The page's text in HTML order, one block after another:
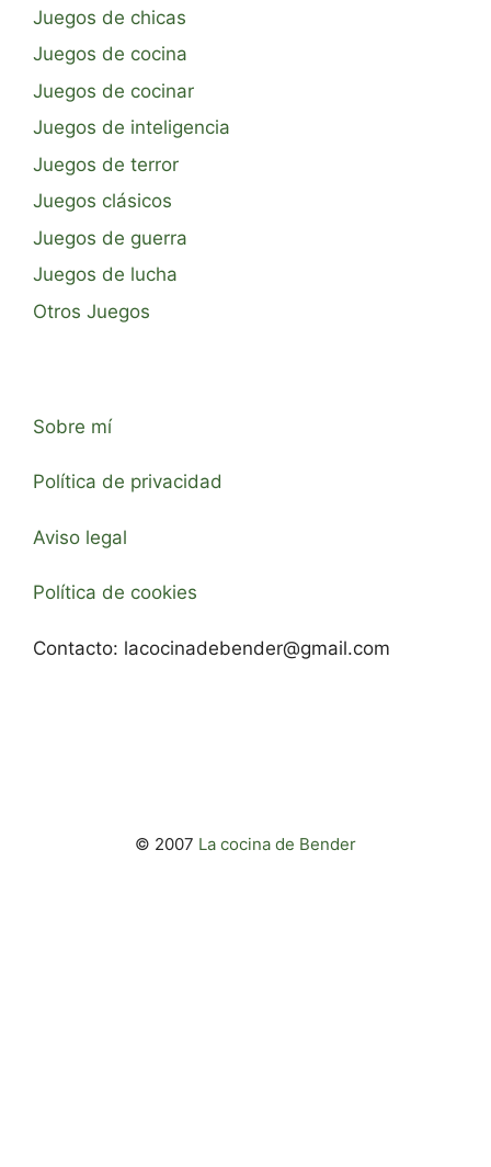
Juegos de chicas
Juegos de cocina
Juegos de cocinar
Juegos de inteligencia
Juegos de terror
Juegos clásicos
Juegos de guerra
Juegos de lucha
Otros Juegos
Sobre mí
Política de privacidad
Aviso legal
Política de cookies
Contacto: lacocinadebender@gmail.com
© 2007 La cocina de Bender